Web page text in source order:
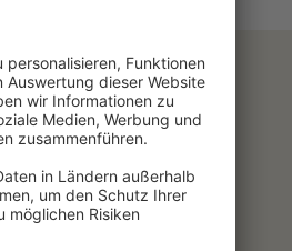
Bergbau / Berlin